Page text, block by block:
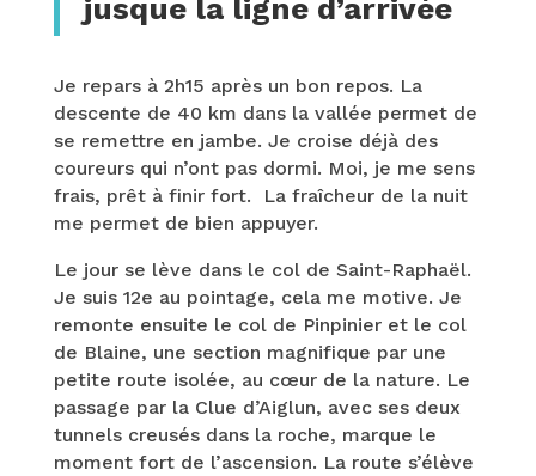
jusque la ligne d’arrivée
Je repars à 2h15 après un bon repos. La
descente de 40 km dans la vallée permet de
se remettre en jambe. Je croise déjà des
coureurs qui n’ont pas dormi. Moi, je me sens
frais, prêt à finir fort. La fraîcheur de la nuit
me permet de bien appuyer.
Le jour se lève dans le col de Saint-Raphaël.
Je suis 12e au pointage, cela me motive. Je
remonte ensuite le col de Pinpinier et le col
de Blaine, une section magnifique par une
petite route isolée, au cœur de la nature. Le
passage par la Clue d’Aiglun, avec ses deux
tunnels creusés dans la roche, marque le
moment fort de l’ascension. La route s’élève